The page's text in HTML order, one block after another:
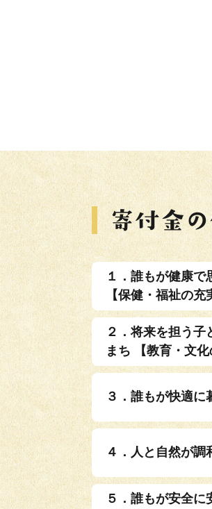
１．誰もが健康で
【保健・福祉の充
２．将来を担う
まち 【教育・文化
３．誰もが快適に
４．人と自然が調
５．誰もが安全